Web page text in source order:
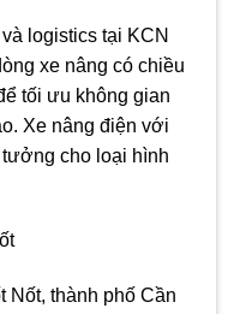
logistics tại KCN
xe nâng có chiều
tối ưu không gian
Xe nâng điện với
cho loại hình
Nốt, thành phố Cần